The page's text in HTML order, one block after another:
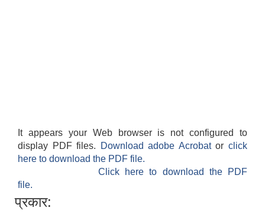
It appears your Web browser is not configured to
display PDF files.
Download adobe Acrobatorclick
here to download the PDF file.
Click here to download the PDF
file.
प्रकार: